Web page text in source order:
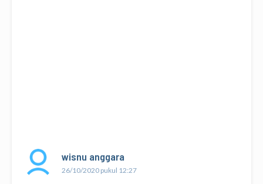
wisnu anggara
26/10/2020 pukul 12:27